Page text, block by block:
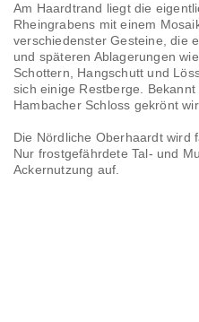
Am Haardtrand liegt die
Rheingrabens mit einem
verschiedenster Gesteine, die
und späteren Ablagerungen
Schottern, Hangschutt und
sich einige Restberge.
Hambacher Schloss gekrönt
Die Nördliche Oberhaardt wird
Nur frostgefährdete Tal- und
Ackernutzung auf.